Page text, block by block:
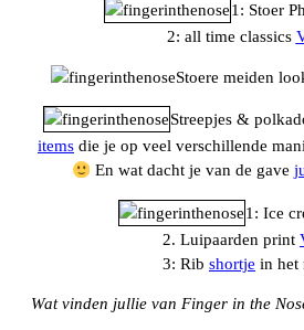
1: Stoer
2: all time classics
Stoere meiden
Streepjes &
items die je op veel verschillende
En wat dacht je van de gave
1: Ice
2. Luipaarden print
3: Rib shortje in het
Wat vinden jullie van Finger in the